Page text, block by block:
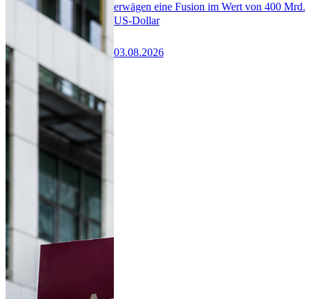
erwägen eine Fusion im Wert von 400 Mrd.
US-Dollar
03.08.2026